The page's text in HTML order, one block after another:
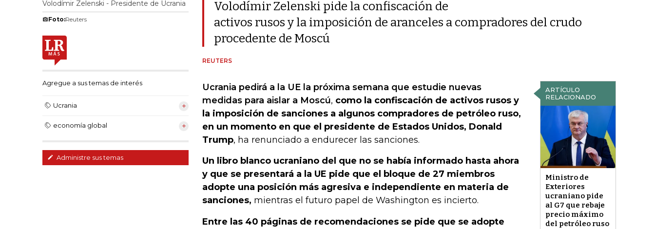
Volodímir Zelenski - Presidente de Ucrania
Foto:Reuters
Agregue a sus temas de interés
Ucrania
economía global
Administre sus temas
Volodímir Zelenski pide la confiscación de
activos rusos y la imposición de aranceles a compradores del crudo
procedente de Moscú
REUTERS
ARTÍCULO
RELACIONADO
Ministro de
Exteriores
ucraniano pide
al G7 que rebaje
precio máximo
del petróleo ruso
Ucrania pedirá a la UE la próxima semana que estudie nuevas
medidas para aislar a Moscú, como la confiscación de activos rusos y
la imposición de sanciones a algunos compradores de petróleo ruso,
en un momento en que el presidente de Estados Unidos, Donald
Trump, ha renunciado a endurecer las sanciones.
Un libro blanco ucraniano del que no se había informado hasta ahora
y que se presentará a la UE pide que el bloque de 27 miembros
adopte una posición más agresiva e independiente en materia de
sanciones, mientras el futuro papel de Washington es incierto.
Entre las 40 páginas de recomendaciones se pide que se adopte